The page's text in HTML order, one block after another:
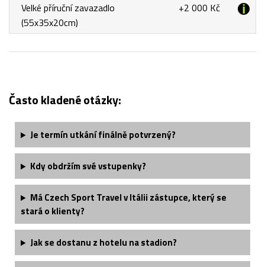
Velké příruční zavazadlo
(55x35x20cm)
+2 000 Kč
Často kladené otázky:
Je termín utkání finálně potvrzený?
Kdy obdržím své vstupenky?
Má Czech Sport Travel v Itálii zástupce, který se
stará o klienty?
Jak se dostanu z hotelu na stadion?